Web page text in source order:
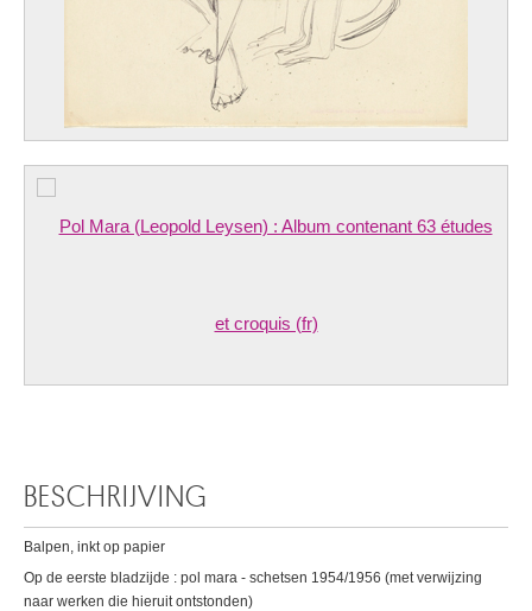
BESCHRIJVING
Balpen, inkt op papier
Op de eerste bladzijde : pol mara - schetsen 1954/1956 (met verwijzing
naar werken die hieruit ontstonden)